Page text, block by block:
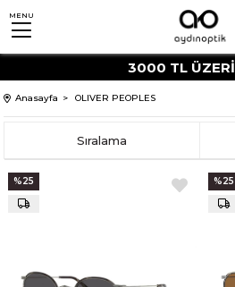
3000 TL ÜZERİ
MENU
Anasayfa OLIVER PEOPLES
Sıralama
%25 %25